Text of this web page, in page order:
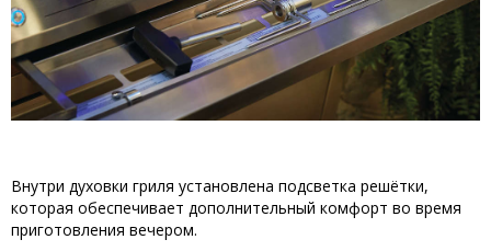
Внутри духовки гриля установлена подсветка решётки,
которая обеспечивает дополнительный комфорт во время
приготовления вечером.